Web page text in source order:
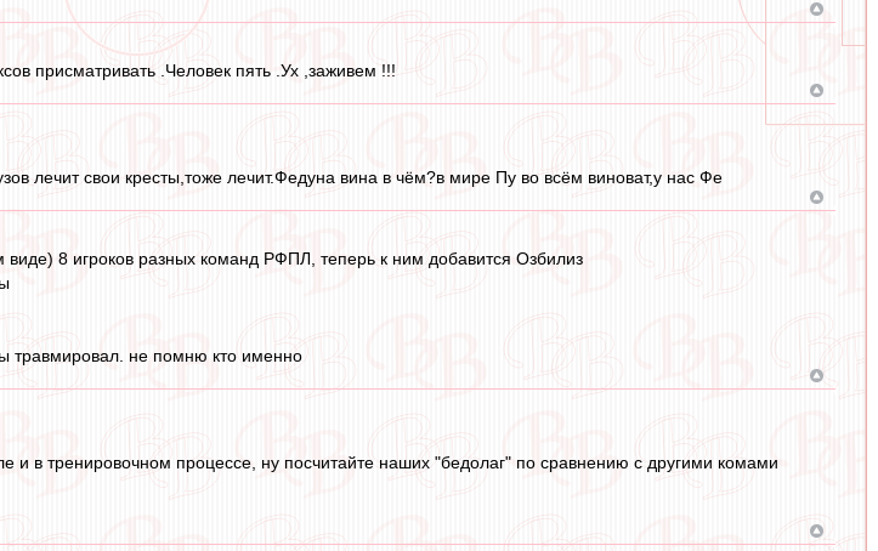
присматривать .Человек пять .Ух ,заживем !!!
лечит свои кресты,тоже лечит.Федуна вина в чём?в мире Пу во всём виноват,у нас Фе
8 игроков разных команд РФПЛ, теперь к ним добавится Озбилиз
травмировал. не помню кто именно
и в тренировочном процессе, ну посчитайте наших "бедолаг" по сравнению с другими комами